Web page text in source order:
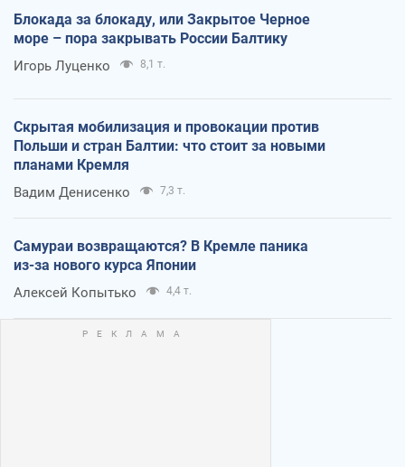
Блокада за блокаду, или Закрытое Черное
море – пора закрывать России Балтику
Игорь Луценко 8,1 т.
Скрытая мобилизация и провокации против
Польши и стран Балтии: что стоит за новыми
планами Кремля
Вадим Денисенко 7,3 т.
Самураи возвращаются? В Кремле паника
из-за нового курса Японии
Алексей Копытько 4,4 т.